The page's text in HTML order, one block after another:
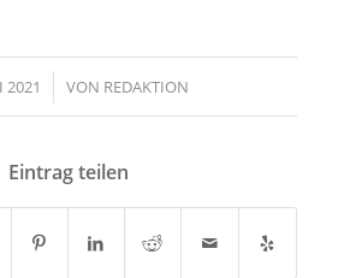
2021 VON REDAKTION
Eintrag teilen